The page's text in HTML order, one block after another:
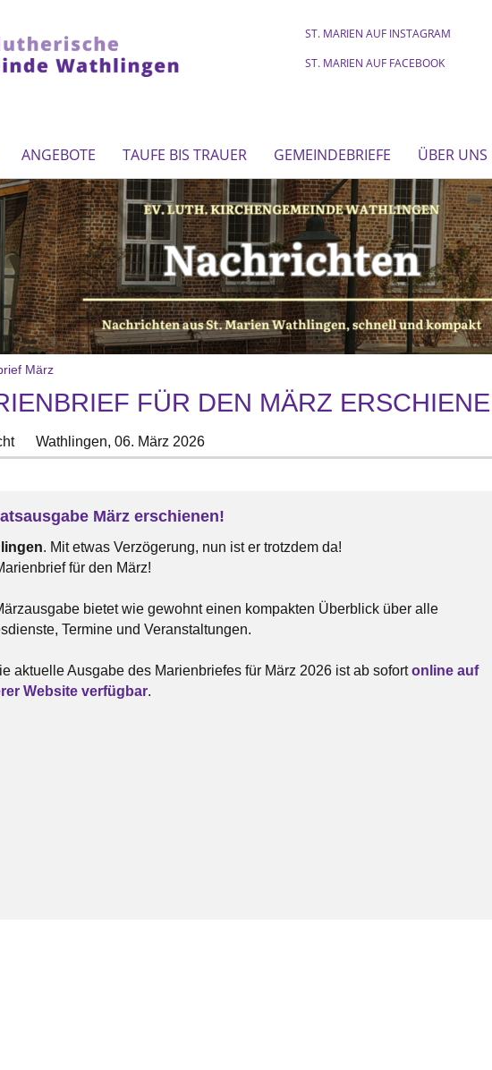
ST. MARIEN AUF INSTAGRAM
ST. MARIEN AUF FACEBOOK
ANGEBOTE TAUFE BIS TRAUER GEMEINDEBRIEFE ÜBER UNS
März
FÜR DEN MÄRZ
Wathlingen, 06. März 2026
März erschienen!
. Mit etwas Verzögerung, nun ist er trotzdem da!
für den März!
bietet wie gewohnt einen kompakten Überblick über alle
Termine und Veranstaltungen.
aktuelle Ausgabe des Marienbriefes für März 2026 ist ab sofortonline auf
Website verfügbar.